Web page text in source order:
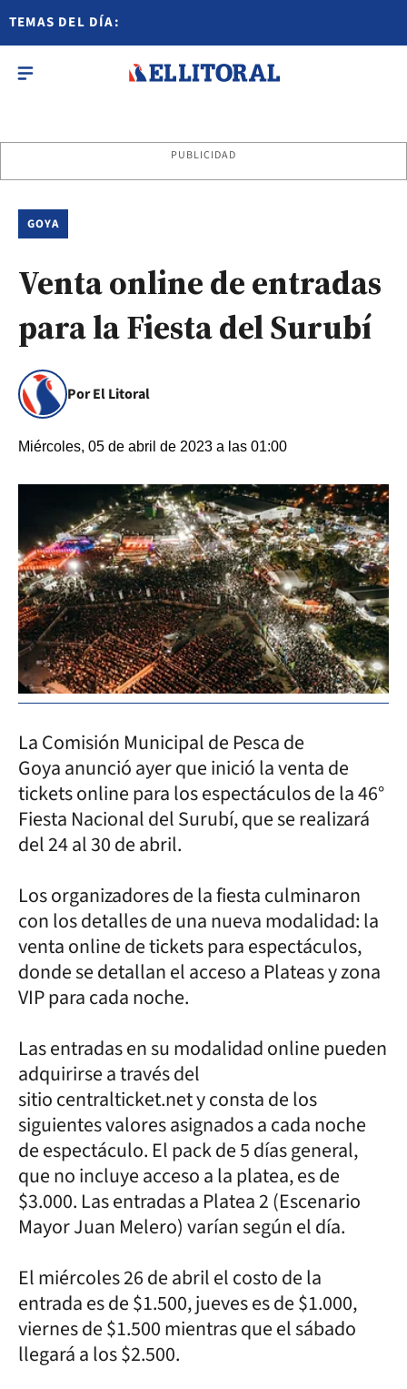
TEMAS DEL DÍA:
PUBLICIDAD
GOYA
Venta online de entradas
para la Fiesta del Surubí
Por El Litoral
Miércoles, 05 de abril de 2023 a las 01:00
La Comisión Municipal de Pesca de
Goya anunció ayer que inició la venta de
tickets online para los espectáculos de la 46°
Fiesta Nacional del Surubí, que se realizará
del 24 al 30 de abril.
Los organizadores de la fiesta culminaron
con los detalles de una nueva modalidad: la
venta online de tickets para espectáculos,
donde se detallan el acceso a Plateas y zona
VIP para cada noche.
Las entradas en su modalidad online pueden
adquirirse a través del
sitio centralticket.net y consta de los
siguientes valores asignados a cada noche
de espectáculo. El pack de 5 días general,
que no incluye acceso a la platea, es de
$3.000. Las entradas a Platea 2 (Escenario
Mayor Juan Melero) varían según el día.
El miércoles 26 de abril el costo de la
entrada es de $1.500, jueves es de $1.000,
viernes de $1.500 mientras que el sábado
llegará a los $2.500.